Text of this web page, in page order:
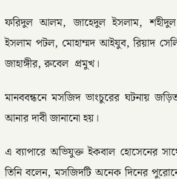
ফরিদুল আলম, জাহেদুল ইসলাম,
ইসলাম পটল, মোহাম্মদ আইযুব, রিয়াদ
জাহাঙ্গীর, রুবেল প্রমুখ।
মানববন্ধনে মসজিদ ভাংচুরের ঘটনায়
আনার দাবী জানানো হয়।
এ ব্যাপারে অভিযুক্ত ইকবাল হোসেনের
তিনি বলেন, মসজিদটি অনেক দিনের